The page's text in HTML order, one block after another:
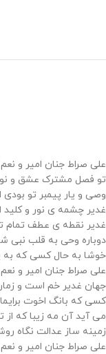
علی صراط جنان امیر و
تو فصل مشترک عشق و نور
وصی و یار پیمبر تو بودی
غدیر چشمه ی نور و کلید
غدیر نقطه ی عطف تمام
دوباره وحی به قلب نبی
خوشا به حال کسی که به
علی صراط جنان امیر و
جهان غدیر خم است و
کسی که بانگ اخوت
می آید آن مه زیبا که
زمینه ساز عدالت نگاه
علی صراط جنان امیر و